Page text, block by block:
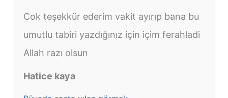
Cok teşekkür ederim vakit ayırıp bana bu
umutlu tabiri yazdığınız için içim ferahladi
Allah razı olsun
Hatice kaya